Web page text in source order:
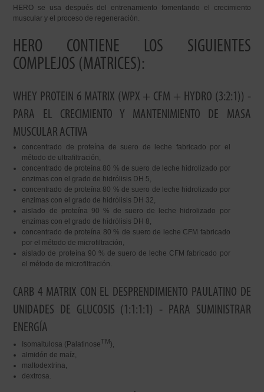
HERO se usa después del entrenamiento fomentando el crecimiento
muscular y el proceso de regeneración.
HERO CONTIENE LOS SIGUIENTES
COMPLEJOS (MATRICES):
WHEY PROTEIN 6 MATRIX (WPX + CFM + HYDRO (3:2:1)) -
PARA EL CRECIMIENTO Y MANTENIMIENTO DE MASA
MUSCULAR ACTIVA
concentrado de proteína de suero de leche fabricado por el
método de ultrafiltración,
concentrado de proteína 80 % de suero de leche hidrolizado por
enzimas con el grado de hidrólisis DH 5,
concentrado de proteína 80 % de suero de leche hidrolizado por
enzimas con el grado de hidrólisis DH 32,
aislado de proteína 90 % de suero de leche hidrolizado por
enzimas con el grado de hidrólisis DH 8,
concentrado de proteína 80 % de suero de leche CFM fabricado
por el método de microfiltración,
aislado de proteína 90 % de suero de leche CFM fabricado por
el método de microfiltración.
CARB 4 MATRIX CON EL DESPRENDIMIENTO PAULATINO DE
UNIDADES DE GLUCOSIS (1:1:1:1) - PARA SUMINISTRAR
ENERGÍA
Isomaltulosa (PalatinoseTM),
almidón de maíz,
maltodextrina,
dextrosa.